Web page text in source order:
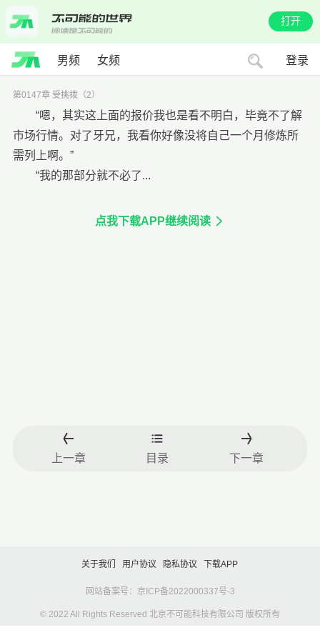
打开
男频 女频 登录
第0147章 受挑拨（2）
“嗯，其实这上面的报价我也是看不明白，毕竟不了解
市场行情。对了牙兄，我看你好像没将自己一个月修炼所
需列上啊。”
“我的那部分就不必了...
点我下载APP继续阅读
上一章 目录 下一章
关于我们 用户协议 隐私协议 下载APP
网站备案号：京ICP备2022000337号-3
© 2022 All Rights Reserved 北京不可能科技有限公司 版权所有